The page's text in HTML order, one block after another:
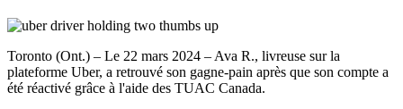
Toronto (Ont.) – Le 22 mars 2024 – Ava R., livreuse sur la
plateforme Uber, a retrouvé son gagne-pain après que son compte a
été réactivé grâce à l'aide des TUAC Canada.